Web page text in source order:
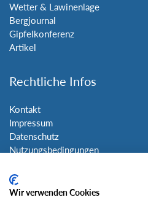
Wetter & Lawinenlage
Bergjournal
Gipfelkonferenz
Artikel
Rechtliche Infos
Kontakt
Impressum
Datenschutz
Nutzungsbedingungen
Wir verwenden Cookies